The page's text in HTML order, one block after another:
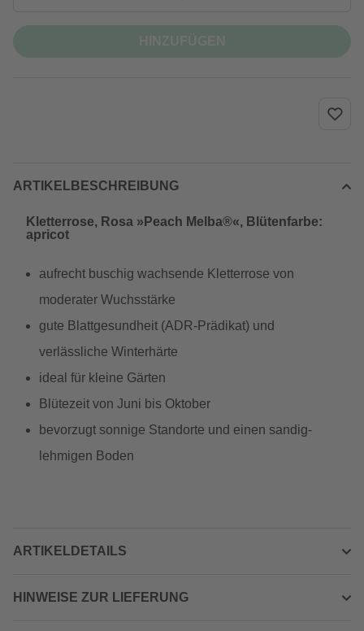
ARTIKELBESCHREIBUNG
Kletterrose, Rosa »Peach Melba®«, Blütenfarbe:
apricot
aufrecht buschig wachsende Kletterrose von
moderater Wuchsstärke
gute Blattgesundheit (ADR-Prädikat) und
verlässliche Winterhärte
ideal für kleine Gärten
Blütezeit von Juni bis Oktober
bevorzugt sonnige Standorte und einen sandig-
lehmigen Boden
ARTIKELDETAILS
HINWEISE ZUR LIEFERUNG